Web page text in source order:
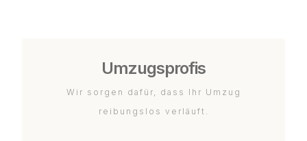
Umzugsprofis
Wir sorgen dafür, dass Ihr Umzug
reibungslos verläuft.